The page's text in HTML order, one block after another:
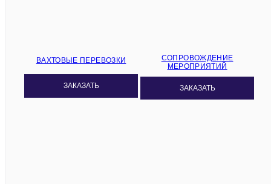
ВАХТОВЫЕ ПЕРЕВОЗКИ
ЗАКАЗАТЬ
СОПРОВОЖДЕНИЕ
МЕРОПРИЯТИЙ
ЗАКАЗАТЬ